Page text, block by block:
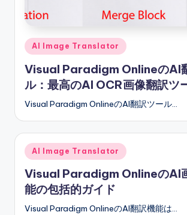
s
e
-
A
I
n
si
g
h
Posted
in
AI Image Translator
Visual Paradigm OnlineのAI
ル：最高のAI OCR画像翻訳ツ
Visual Paradigm OnlineのAI翻訳ツール…
Posted
in
AI Image Translator
Visual Paradigm OnlineのAI
能の包括的ガイド
Visual Paradigm OnlineのAI翻訳機能は…